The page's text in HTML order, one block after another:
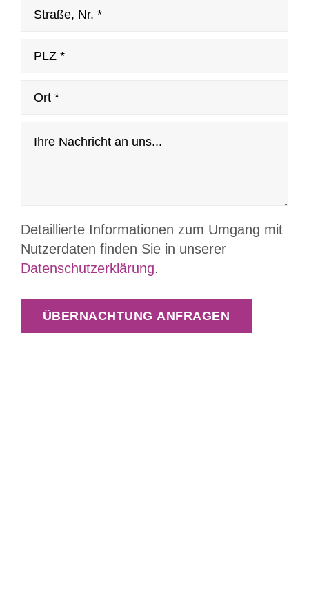
Detaillierte Informationen zum Umgang mit
Nutzerdaten finden Sie in unserer
Datenschutzerklärung.
ÜBERNACHTUNG ANFRAGEN